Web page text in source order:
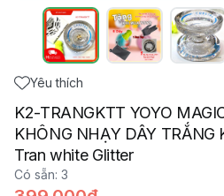
Yêu thích
K2-TRANGKTT YOYO
KHÔNG NHẠY DÂY TRẮNG
Tran white Glitter
Có sẵn: 3